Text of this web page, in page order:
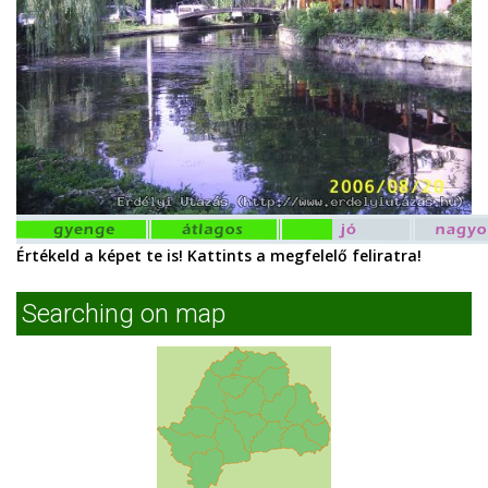
Értékeld a képet te is! Kattints a megfelelő feliratra!
Searching on map